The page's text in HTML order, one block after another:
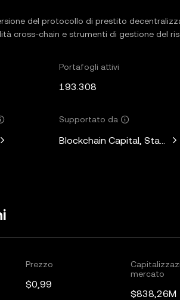
del protocollo di prestito
cross-chain e strumenti di gestione del
Portafogli attivi
193.308
Supportato da
Blockchain Capital,
Prezzo
$0,99
mercato
$838,26M